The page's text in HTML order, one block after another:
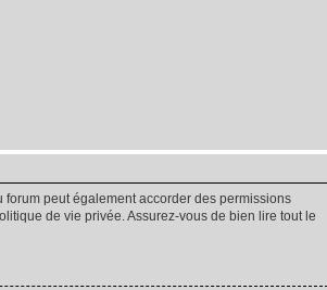
forum peut également accorder des permissions
de vie privée. Assurez-vous de bien lire tout le